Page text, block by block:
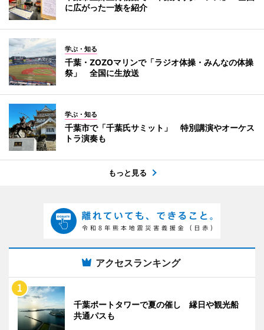
に広がった一族を紹介
学ぶ・知る
千葉・ZOZOマリンで「ラジオ体操・みんなの体操
祭」 全国に生放送
学ぶ・知る
千葉市で「千葉氏サミット」 特別講演やオーケス
トラ演奏も
もっと見る
アクセスランキング
千葉ポートタワーで夏の催し 縁日や観光船
共通パスも